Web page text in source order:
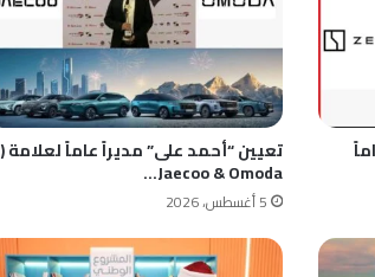
تعيين “أحمد على” مديراً عاماً لعلامة (
Jaecoo & Omoda…
5 أغسطس، 2026